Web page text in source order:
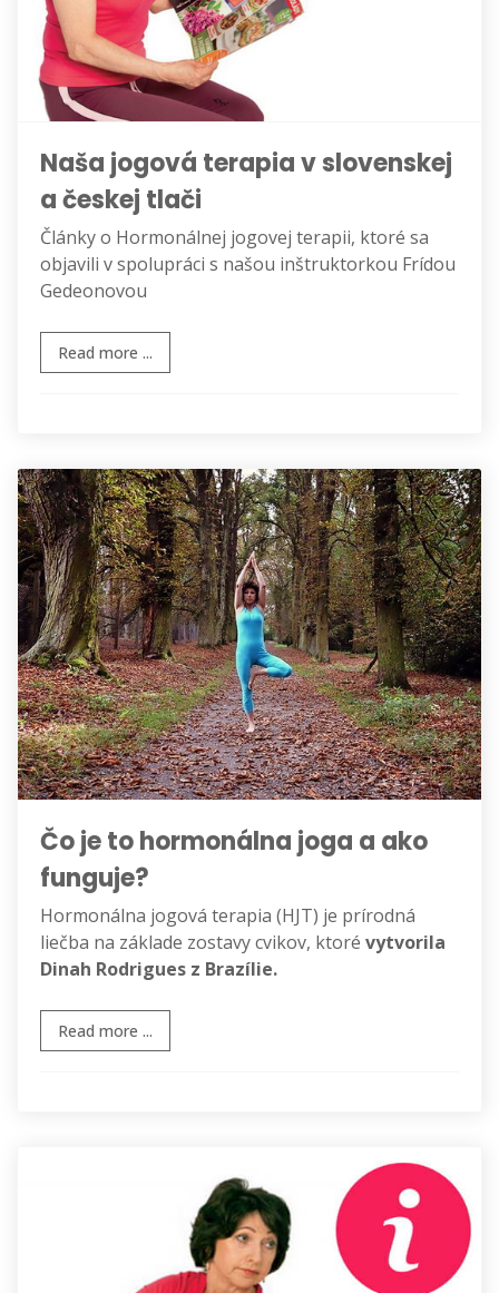
Naša jogová terapia v slovenskej
a českej tlači
Články o Hormonálnej jogovej terapii, ktoré sa
objavili v spolupráci s našou inštruktorkou Frídou
Gedeonovou
Read more ...
Čo je to hormonálna joga a ako
funguje?
Hormonálna jogová terapia (HJT) je prírodná
liečba na základe zostavy cvikov, ktoré vytvorila
Dinah Rodrigues z Brazílie.
Read more ...